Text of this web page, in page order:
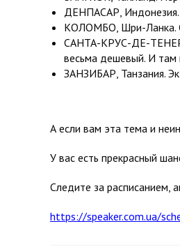
ДЕНПАСАР, Индонезия.
КОЛОМБО, Шри-Ланка.
САНТА-КРУС-ДЕ-
весьма дешевый. И
ЗАНЗИБАР, Танзания.
А если вам эта тема и
У вас есть прекрасный
Следите за расписанием,
https://speaker.com.ua/